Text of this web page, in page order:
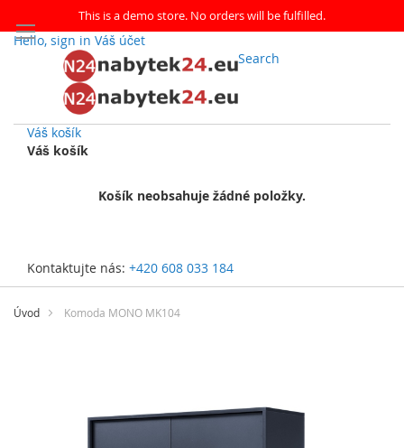
This is a demo store. No orders will be fulfilled.
Hello, sign in Váš účet
Search
Váš košík
Váš košík
Košík neobsahuje žádné položky.
Kontaktujte nás: +420 608 033 184
Přejít
obsah
Úvod Komoda MONO MK104